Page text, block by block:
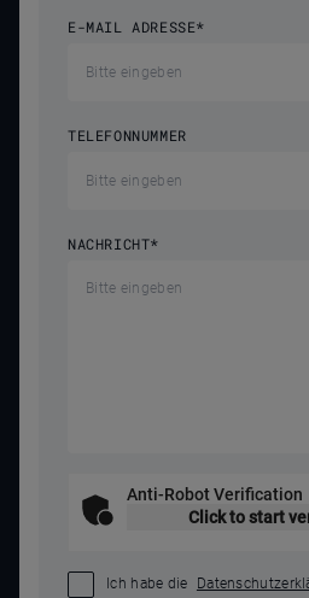
E-MAIL ADRESSE*
TELEFONNUMMER
NACHRICHT*
Anti-Robot Verification
Click to start
Ich habe die